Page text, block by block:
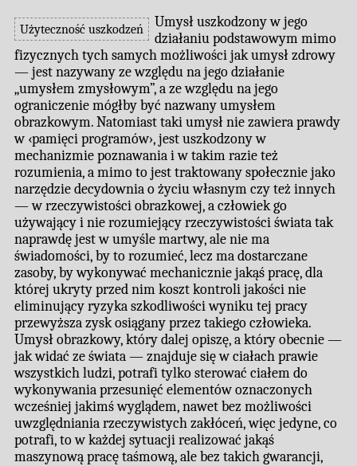
Użyteczność uszkodzeń
Umysł uszkodzony w jego
działaniu podstawowym mimo
fizycznych tych samych możliwości jak umysł zdrowy
— jest nazywany ze względu na jego działanie
„umysłem zmysłowym”, a ze względu na jego
ograniczenie mógłby być nazwany umysłem
obrazkowym. Natomiast taki umysł nie zawiera prawdy
w ‹pamięci programów›, jest uszkodzony w
mechanizmie poznawania i w takim razie też
rozumienia, a mimo to jest traktowany społecznie jako
narzędzie decydownia o życiu własnym czy też innych
— w rzeczywistości obrazkowej, a człowiek go
używający i nie rozumiejący rzeczywistości świata tak
naprawdę jest w umyśle martwy, ale nie ma
świadomości, by to rozumieć, lecz ma dostarczane
zasoby, by wykonywać mechanicznie jakąś pracę, dla
której ukryty przed nim koszt kontroli jakości nie
eliminujący ryzyka szkodliwości wyniku tej pracy
przewyższa zysk osiągany przez takiego człowieka.
Umysł obrazkowy, który dalej opiszę, a który obecnie —
jak widać ze świata — znajduje się w ciałach prawie
wszystkich ludzi, potrafi tylko sterować ciałem do
wykonywania przesunięć elementów oznaczonych
wcześniej jakimś wyglądem, nawet bez możliwości
uwzględniania rzeczywistych zakłóceń, więc jedyne, co
potrafi, to w każdej sytuacji realizować jakąś
maszynową pracę taśmową, ale bez takich gwarancji,